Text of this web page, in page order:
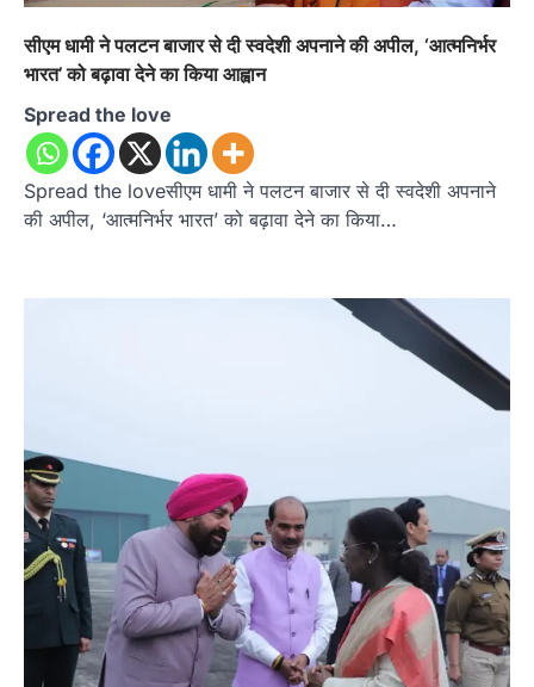
सीएम धामी ने पलटन बाजार से दी स्वदेशी अपनाने की अपील, ‘आत्मनिर्भर
भारत’ को बढ़ावा देने का किया आह्वान
Spread the love
Spread the loveसीएम धामी ने पलटन बाजार से दी स्वदेशी अपनाने
की अपील, ‘आत्मनिर्भर भारत’ को बढ़ावा देने का किया…